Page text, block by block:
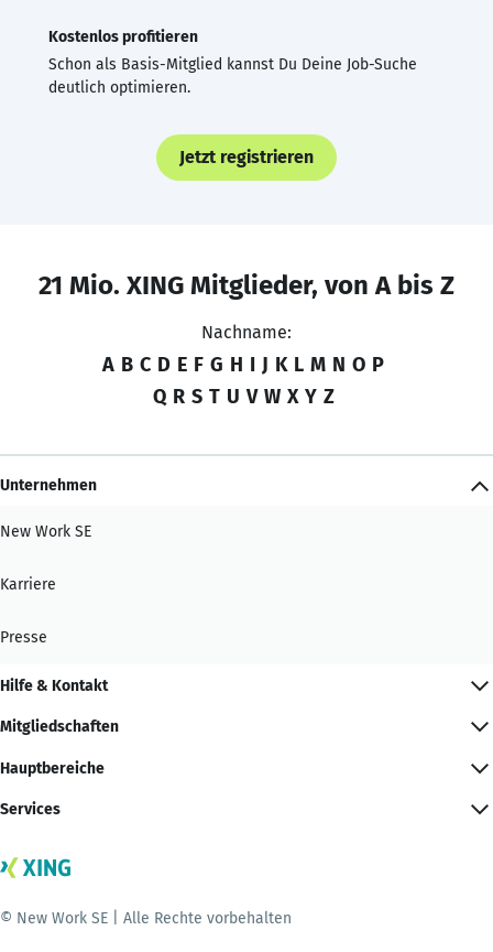
Kostenlos profitieren
Schon als Basis-Mitglied kannst Du Deine Job-Suche
deutlich optimieren.
Jetzt registrieren
21 Mio. XING Mitglieder, von A bis Z
Nachname:
A B C D E F G H I J K L M N O P
Q R S T U V W X Y Z
Unternehmen
New Work SE
Karriere
Presse
Hilfe & Kontakt
Mitgliedschaften
Hauptbereiche
Services
© New Work SE | Alle Rechte vorbehalten